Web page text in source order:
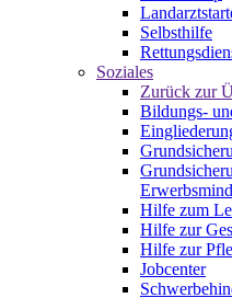
Selbsthilfe
Soziales
Zurück zur
Bildungs-
Hilfe zum
Hilfe zur
Hilfe zur
Jobcenter